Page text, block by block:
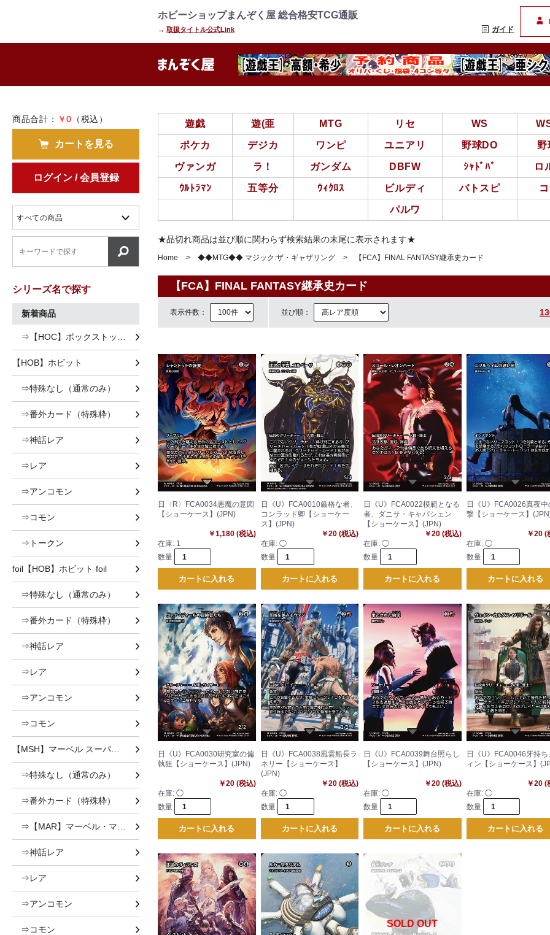
=================================
ホビーショップまんぞく屋 総合格安TCG通販
→ 取扱タイトル公式Link ガイド
まんぞく屋 格安TCG通
商品合計： ￥0 （税込）
カートを見る
ログイン / 会員登録
シリーズ名で探す
新着商品
【HOB】ホビット
⇒特殊なし（通常のみ）
⇒番外カード（特殊枠）
⇒神話レア
⇒レア
⇒アンコモン
⇒コモン
⇒トークン
foil【HOB】ホビット foil
⇒特殊なし（通常のみ）
⇒番外カード（特殊枠）
⇒神話レア
⇒レア
⇒アンコモン
⇒コモン
⇒特殊なし（通常のみ）
⇒番外カード（特殊枠）
⇒神話レア
⇒レア
⇒アンコモン
⇒コモン
遊戯 遊(亜 MTG リセ WS
ポケカ デジカ ワンピ ユニアリ 野球DO 野
ヴァンガ ラ！ ガンダム DBFW ｼｬﾄﾞﾊﾞ ロ
ｳﾙﾄﾗﾏﾝ 五等分 ｳｨｸﾛｽ ビルディ バトスピ
パルワ
★品切れ商品は並び順に関わらず検索結果の末尾に表示されます★
Home ◆◆MTG◆◆ マジック:ザ・ギャザリング 【FCA】FINAL FANTASY継承史カード
【FCA】FINAL FANTASY継承史カード
表示件数： 並び順：
日〈R〉FCA0034悪魔の意図
【ショーケース】(JPN)
￥1,180 (税込)
在庫: 1
数量
カートに入れる
日《U》FCA0010厳格な者、
コンラッド卿【ショーケー
ス】(JPN)
￥20 (税込)
在庫: ◯
数量
カートに入れる
日《U》FCA0022模範となる
者、ダニサ・キャパシェン
【ショーケース】(JPN)
￥20 (税込)
在庫:◯
数量
カートに入れる
日《U》FCA0026真夜中
撃【ショーケース】
￥20 (
在庫: ◯
数量
カートに入れる
日《U》FCA0030研究室の偏
執狂【ショーケース】(JPN)
￥20 (税込)
在庫: ◯
数量
カートに入れる
日《U》FCA0038風雲船長ラ
ネリー【ショーケース】
(JPN)
￥20 (税込)
在庫: ◯
数量
カートに入れる
日《U》FCA0039舞台照らし
【ショーケース】(JPN)
￥20 (税込)
在庫:◯
数量
カートに入れる
日《U》FCA0046牙持ち
ィン【ショーケース】
￥20 (
在庫: ◯
数量
カートに入れる